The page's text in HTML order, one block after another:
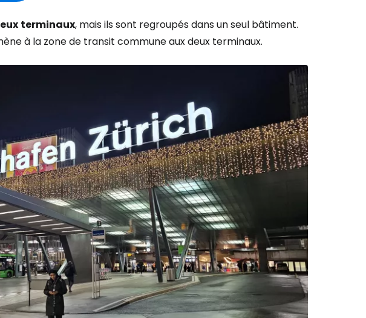
terminaux, mais ils sont regroupés dans un seul bâtiment.
à la zone de transit commune aux deux terminaux.